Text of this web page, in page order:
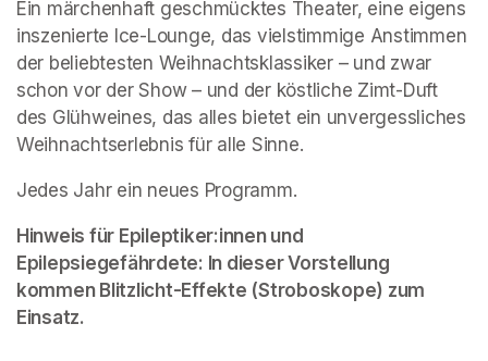
Ein märchenhaft geschmücktes Theater, eine eigens
inszenierte Ice-Lounge, das vielstimmige Anstimmen
der beliebtesten Weihnachtsklassiker – und zwar
schon vor der Show – und der köstliche Zimt-Duft
des Glühweines, das alles bietet ein unvergessliches
Weihnachtserlebnis für alle Sinne.
Jedes Jahr ein neues Programm.
Hinweis für Epileptiker:innen und
Epilepsiegefährdete: In dieser Vorstellung
kommen Blitzlicht-Effekte (Stroboskope) zum
Einsatz.